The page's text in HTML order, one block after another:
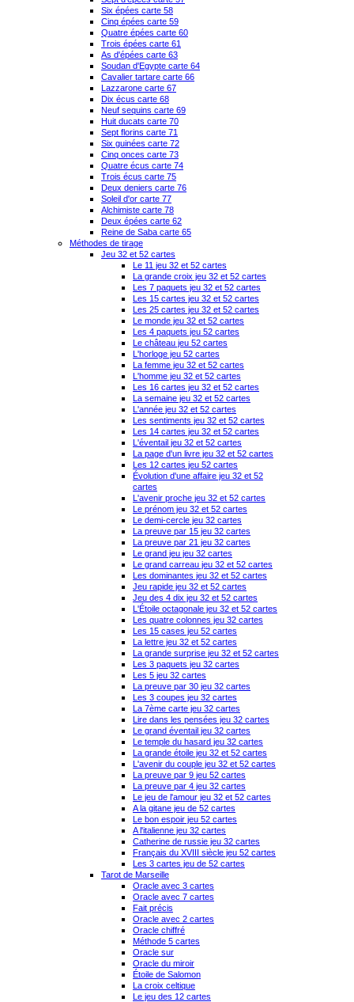
Six épées carte 58
Cinq épées carte 59
Quatre épées carte 60
Trois épées carte 61
As d'épées carte 63
Soudan d'Egypte carte 64
Cavalier tartare carte 66
Lazzarone carte 67
Dix écus carte 68
Neuf sequins carte 69
Huit ducats carte 70
Sept florins carte 71
Six guinées carte 72
Cinq onces carte 73
Quatre écus carte 74
Trois écus carte 75
Deux deniers carte 76
Soleil d'or carte 77
Alchimiste carte 78
Deux épées carte 62
Reine de Saba carte 65
Méthodes de tirage
Jeu 32 et 52 cartes
Le 11 jeu 32 et 52 cartes
La grande croix jeu 32 et 52 cartes
Les 7 paquets jeu 32 et 52 cartes
Les 15 cartes jeu 32 et 52 cartes
Les 25 cartes jeu 32 et 52 cartes
Le monde jeu 32 et 52 cartes
Les 4 paquets jeu 52 cartes
Le château jeu 52 cartes
L'horloge jeu 52 cartes
La femme jeu 32 et 52 cartes
L'homme jeu 32 et 52 cartes
Les 16 cartes jeu 32 et 52 cartes
La semaine jeu 32 et 52 cartes
L'année jeu 32 et 52 cartes
Les sentiments jeu 32 et 52 cartes
Les 14 cartes jeu 32 et 52 cartes
L'éventail jeu 32 et 52 cartes
La page d'un livre jeu 32 et 52 cartes
Les 12 cartes jeu 52 cartes
Évolution d'une affaire jeu 32 et 52
cartes
L'avenir proche jeu 32 et 52 cartes
Le prénom jeu 32 et 52 cartes
Le demi-cercle jeu 32 cartes
La preuve par 15 jeu 32 cartes
La preuve par 21 jeu 32 cartes
Le grand jeu jeu 32 cartes
Le grand carreau jeu 32 et 52 cartes
Les dominantes jeu 32 et 52 cartes
Jeu rapide jeu 32 et 52 cartes
Jeu des 4 dix jeu 32 et 52 cartes
L'Étoile octagonale jeu 32 et 52 cartes
Les quatre colonnes jeu 32 cartes
Les 15 cases jeu 52 cartes
La lettre jeu 32 et 52 cartes
La grande surprise jeu 32 et 52 cartes
Les 3 paquets jeu 32 cartes
Les 5 jeu 32 cartes
La preuve par 30 jeu 32 cartes
Les 3 coupes jeu 32 cartes
La 7ème carte jeu 32 cartes
Lire dans les pensées jeu 32 cartes
Le grand éventail jeu 32 cartes
Le temple du hasard jeu 32 cartes
La grande étoile jeu 32 et 52 cartes
L'avenir du couple jeu 32 et 52 cartes
La preuve par 9 jeu 52 cartes
La preuve par 4 jeu 32 cartes
Le jeu de l'amour jeu 32 et 52 cartes
A la gitane jeu de 52 cartes
Le bon espoir jeu 52 cartes
A l'italienne jeu 32 cartes
Catherine de russie jeu 32 cartes
Français du XVIII siècle jeu 52 cartes
Les 3 cartes jeu de 52 cartes
Tarot de Marseille
Oracle avec 3 cartes
Oracle avec 7 cartes
Fait précis
Oracle avec 2 cartes
Oracle chiffré
Méthode 5 cartes
Oracle sur
Oracle du miroir
Étoile de Salomon
La croix celtique
Le jeu des 12 cartes